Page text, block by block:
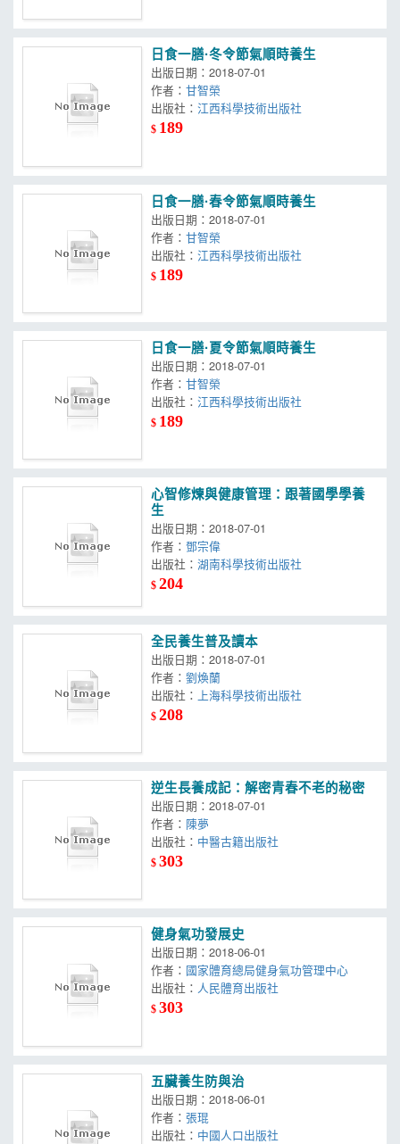
日食一膳·冬令節氣順時養生
出版日期：2018-07-01
作者：甘智榮
出版社：江西科學技術出版社
$ 189
日食一膳·春令節氣順時養生
出版日期：2018-07-01
作者：甘智榮
出版社：江西科學技術出版社
$ 189
日食一膳·夏令節氣順時養生
出版日期：2018-07-01
作者：甘智榮
出版社：江西科學技術出版社
$ 189
心智修煉與健康管理：跟著國學學養
生
出版日期：2018-07-01
作者：鄧宗偉
出版社：湖南科學技術出版社
$204
全民養生普及讀本
出版日期：2018-07-01
作者：劉煥蘭
出版社： 上海科學技術出版社
$208
逆生長養成記：解密青春不老的秘密
出版日期：2018-07-01
作者： 陳夢
出版社： 中醫古籍出版社
$303
健身氣功發展史
出版日期：2018-06-01
作者： 國家體育總局健身氣功管理中心
出版社： 人民體育出版社
$303
五臟養生防與治
出版日期：2018-06-01
作者：張琨
出版社： 中國人口出版社